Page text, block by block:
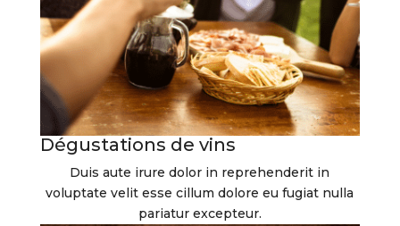
Dégustations de vins
Duis aute irure dolor in reprehenderit in
voluptate velit esse cillum dolore eu fugiat nulla
pariatur excepteur.